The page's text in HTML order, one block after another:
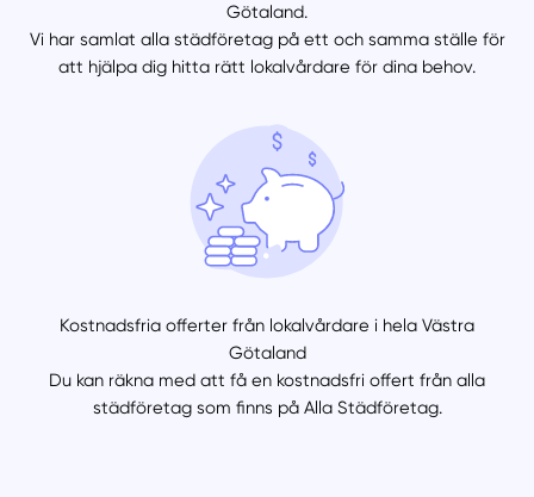
Götaland.
Vi har samlat alla städföretag på ett och samma ställe för
att hjälpa dig hitta rätt lokalvårdare för dina behov.
Kostnadsfria offerter från lokalvårdare i hela Västra
Götaland
Du kan räkna med att få en kostnadsfri offert från alla
städföretag som finns på Alla Städföretag.